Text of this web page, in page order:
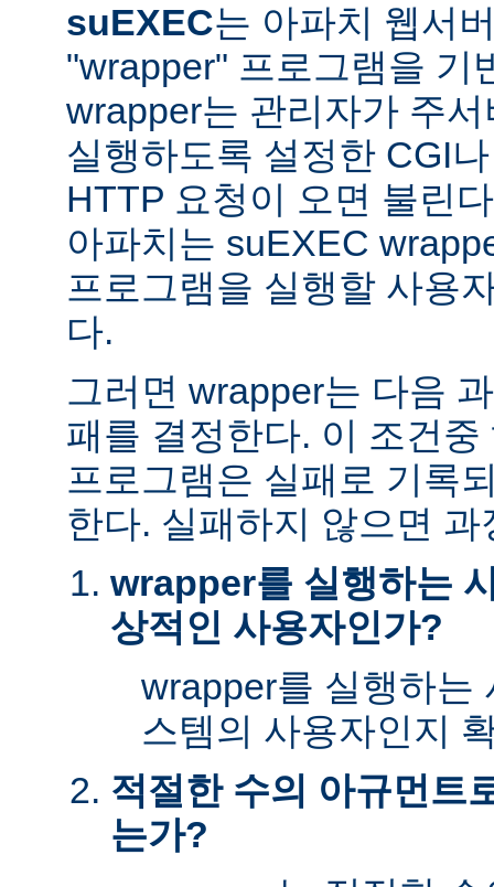
suEXEC는 아파치 웹서
"wrapper" 프로그램을 기
wrapper는 관리자가 주
실행하도록 설정한 CGI
HTTP 요청이 오면 불린
아파치는 suEXEC
프로그램을 실행할 사용
다.
그러면 wrapper는 다음
패를 결정한다. 이 조건
프로그램은 실패로 기록
한다. 실패하지 않으면
wrapper를 실행하는
상적인 사용자인가?
wrapper를 실행하는
스템의 사용자인지
적절한 수의 아규먼트
는가?